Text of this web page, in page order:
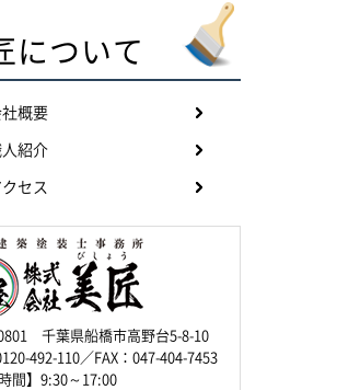
について
概要
紹介
クセス
千葉県船橋市高野台5-8-10
492-110／FAX：047-404-7453
時間】9:30～17:00